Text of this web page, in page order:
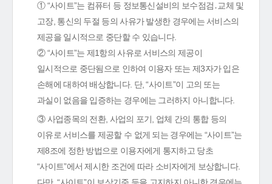
① “사이트”는 컴퓨터 등 정보통신설비의 보수점검․교체 및
고장, 통신의 두절 등의 사유가 발생한 경우에는 서비스의
제공을 일시적으로 중단할 수 있습니다.
② “사이트”는 제1항의 사유로 서비스의 제공이
일시적으로 중단됨으로 인하여 이용자 또는 제3자가 입은
손해에 대하여 배상합니다. 단, “사이트”이 고의 또는
과실이 없음을 입증하는 경우에는 그러하지 아니합니다.
③ 사업종목의 전환, 사업의 포기, 업체 간의 통합 등의
이유로 서비스를 제공할 수 없게 되는 경우에는 “사이트”는
제8조에 정한 방법으로 이용자에게 통지하고 당초
“사이트”에서 제시한 조건에 따라 소비자에게 보상합니다.